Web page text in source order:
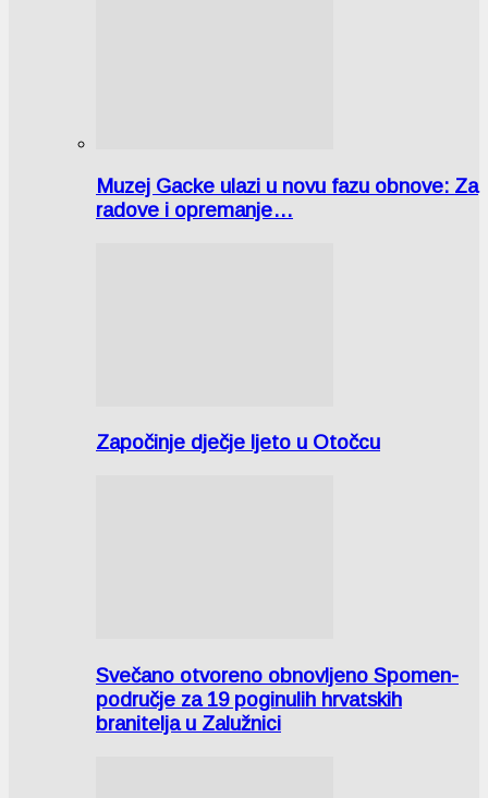
Muzej Gacke ulazi u novu fazu obnove: Za
radove i opremanje…
Započinje dječje ljeto u Otočcu
Svečano otvoreno obnovljeno Spomen-
područje za 19 poginulih hrvatskih
branitelja u Zalužnici